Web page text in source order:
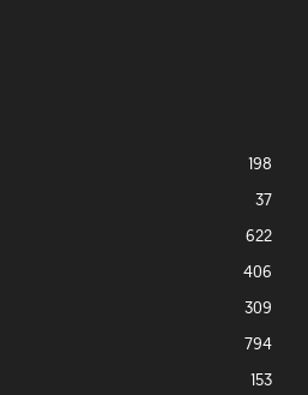
198
37
622
406
309
794
153